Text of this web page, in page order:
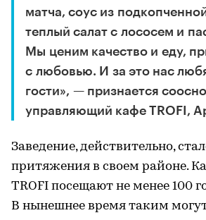
матча, соус из
теплый салат с лососем и
Мы ценим качество и еду,
с любовью. И за это нас
гости», — признается
управляющий кафе TROFI,
Заведение, действительно,
притяжения в своем районе.
TROFI посещают не менее 100
В нынешнее время таким